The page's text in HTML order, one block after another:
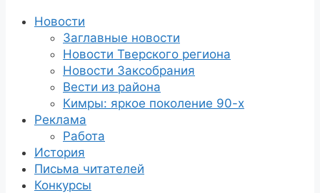
Новости
Заглавные новости
Новости Тверского региона
Новости Заксобрания
Вести из района
Кимры: яркое поколение 90-х
Реклама
Работа
История
Письма читателей
Конкурсы